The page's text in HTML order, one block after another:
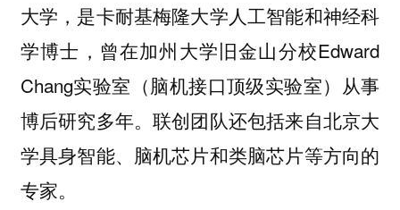
大学，是卡耐基梅隆大学人工智能和神经科
学博士，曾在加州大学旧金山分校Edward
Chang实验室（脑机接口顶级实验室）从事
博后研究多年。联创团队还包括来自北京大
学具身智能、脑机芯片和类脑芯片等方向的
专家。